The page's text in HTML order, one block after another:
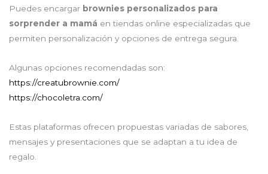
Puedes encargar brownies personalizados para
sorprender a mamá en tiendas online especializadas que
permiten personalización y opciones de entrega segura.
Algunas opciones recomendadas son:
https://creatubrownie.com/
https://chocoletra.com/
Estas plataformas ofrecen propuestas variadas de sabores,
mensajes y presentaciones que se adaptan a tu idea de
regalo.